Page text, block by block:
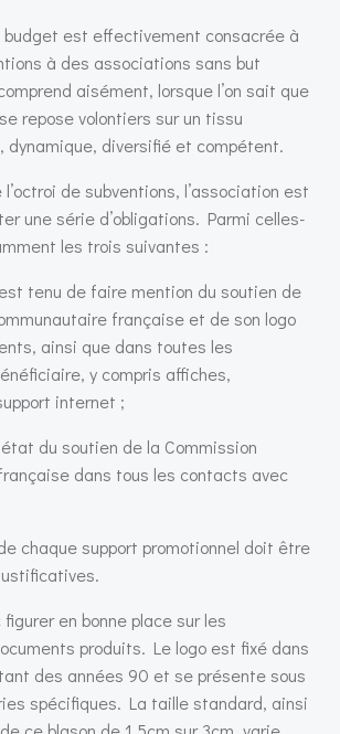
budget est effectivement consacrée à
à des associations sans but
aisément, lorsque l’on sait que
repose volontiers sur un tissu
dynamique, diversifié et compétent.
de subventions, l’association est
une série d’obligations. Parmi celles-
les trois suivantes :
tenu de faire mention du soutien de
française et de son logo
ainsi que dans toutes les
y compris affiches,
internet ;
du soutien de la Commission
dans tous les contacts avec
chaque support promotionnel doit être
en bonne place sur les
produits. Le logo est fixé dans
des années 90 et se présente sous
spécifiques. La taille standard, ainsi